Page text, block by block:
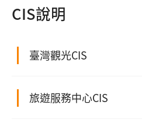
CIS說明
臺灣觀光CIS
旅遊服務中心CIS